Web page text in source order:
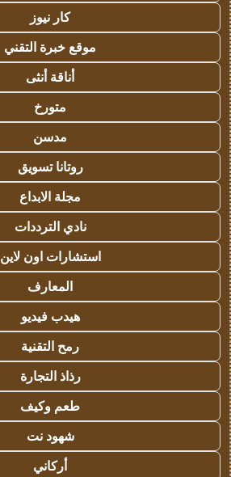
كار نيوز
موقع خبرة التقني
أناقة أنثى
متورخ
مدسن
روتانا تسويق
مجلة الابداع
نادي الترددات
استشارات اون لاين
المعارف
هيدب فيديو
رمح التقنية
رذاذ التجارة
طعم وكيف
شهود نت
أركاني